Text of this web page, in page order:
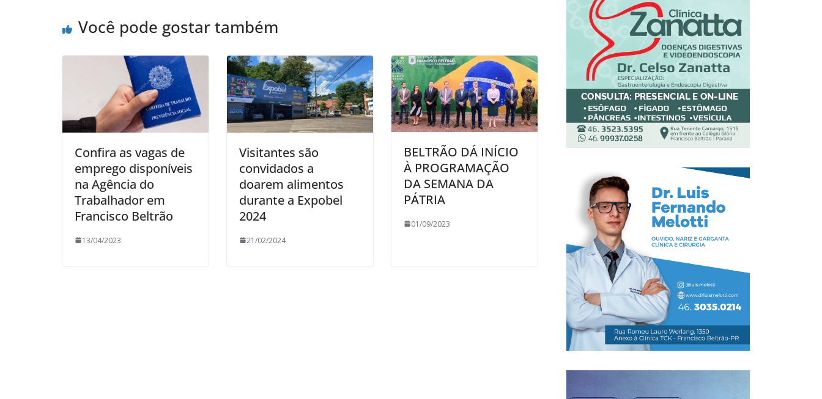
Você pode gostar também
Confira as vagas de
emprego disponíveis
na Agência do
Trabalhador em
Francisco Beltrão
13/04/2023
Visitantes são
convidados a
doarem alimentos
durante a Expobel
2024
21/02/2024
BELTRÃO DÁ INÍCIO
À PROGRAMAÇÃO
DA SEMANA DA
PÁTRIA
01/09/2023